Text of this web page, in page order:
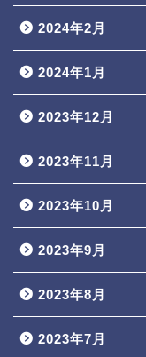
2024年2月
2024年1月
2023年12月
2023年11月
2023年10月
2023年9月
2023年8月
2023年7月